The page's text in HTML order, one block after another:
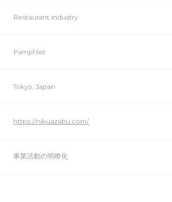
Restaurant industry
Pamphlet
Tokyo, Japan
https://nikuazabu.com/
事業活動の明瞭化